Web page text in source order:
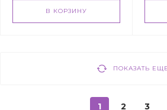
В КОРЗИНУ
ПОКАЗАТЬ ЕЩЕ
1 2 3